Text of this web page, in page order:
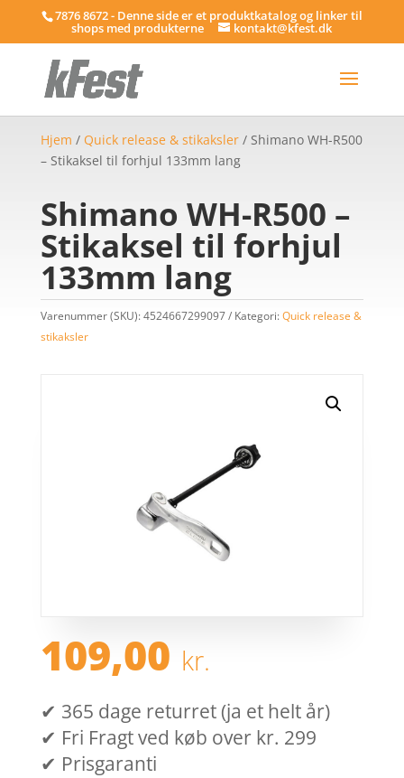
7876 8672 - Denne side er et produktkatalog og linker til
shops med produkterne kontakt@kfest.dk
Hjem / Quick release & stikaksler/ Shimano WH-R500
– Stikaksel til forhjul 133mm lang
Shimano WH-R500 –
Stikaksel til forhjul
133mm lang
Varenummer (SKU):4524667299097 Kategori:Quick release &
stikaksler
109,00 kr.
✔ 365 dage returret (ja et helt år)
✔ Fri Fragt ved køb over kr. 299
✔ Prisgaranti